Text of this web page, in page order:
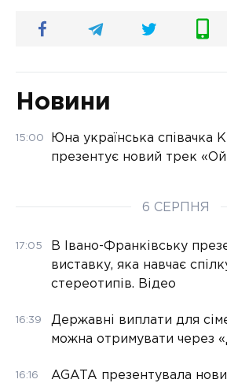
Новини
15:00
Юна українська співачка
презентує новий трек «Ой
6 СЕРПНЯ
17:05
В Івано-Франківську
виставку, яка навчає
стереотипів. Відео
16:39
Державні виплати для
можна отримувати через
16:16
AGATA презентувала